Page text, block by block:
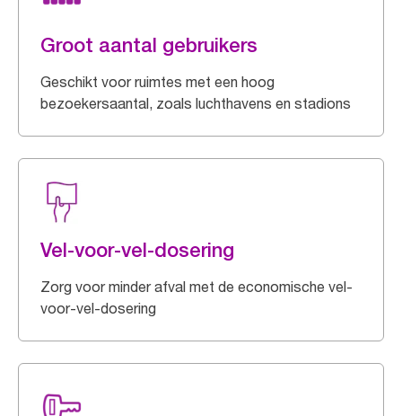
Groot aantal gebruikers
Geschikt voor ruimtes met een hoog
bezoekersaantal, zoals luchthavens en stadions
Vel-voor-vel-dosering
Zorg voor minder afval met de economische vel-
voor-vel-dosering